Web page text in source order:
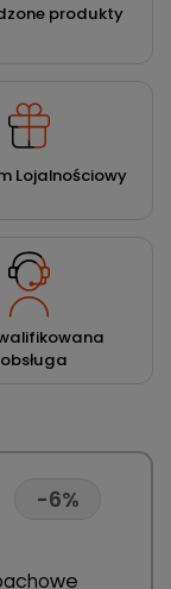
produkty
Lojalnościowy
obsługa
-6%